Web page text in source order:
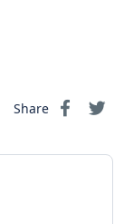
Share